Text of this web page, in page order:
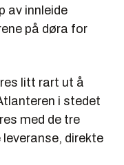
av innleide
på døra for
litt rart ut å
i stedet
med de tre
direkte